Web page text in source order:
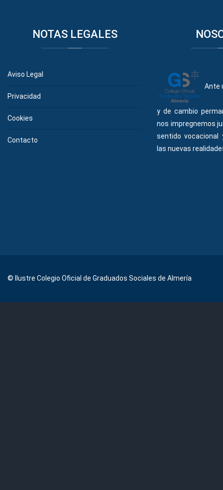
NOTASLEGALES
Aviso Legal
Privacidad
Cookies
Contacto
Ante
y de cambio
nos impregnemos
sentido
las nuevas
© Ilustre Colegio Oficial de Graduados Sociales de Almería